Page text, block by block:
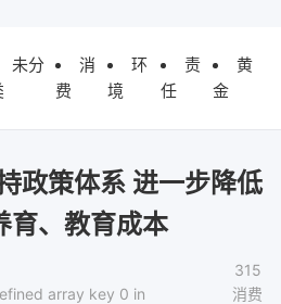
未分 消
费
环
境
责
任
黄
金
政策体系 进一步降低
育、教育成本
array key 0 in
315
消费